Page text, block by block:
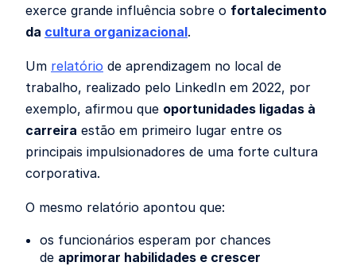
exerce grande influência sobre o fortalecimento
da cultura organizacional.
Um relatório de aprendizagem no local de
trabalho, realizado pelo LinkedIn em 2022, por
exemplo, afirmou que oportunidades ligadas à
carreira estão em primeiro lugar entre os
principais impulsionadores de uma forte cultura
corporativa.
O mesmo relatório apontou que:
os funcionários esperam por chances
de aprimorar habilidades e crescer